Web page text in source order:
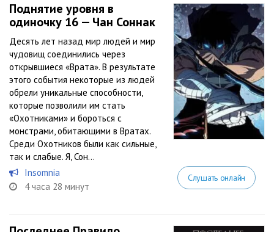
Поднятие уровня в
одиночку 16 — Чан Соннак
Десять лет назад мир людей и мир
чудовищ соединились через
открывшиеся «Врата». В результате
этого события некоторые из людей
обрели уникальные способности,
которые позволили им стать
«Охотниками» и бороться с
монстрами, обитающими в Вратах.
Среди Охотников были как сильные,
так и слабые. Я, Сон...
Insomnia
4 часа 28 минут
Слушать онлайн